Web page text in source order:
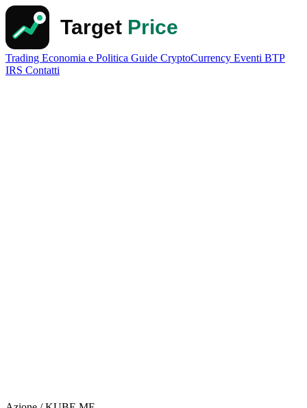
Trading Economia e Politica Guide CryptoCurrency Eventi BTP
IRS Contatti